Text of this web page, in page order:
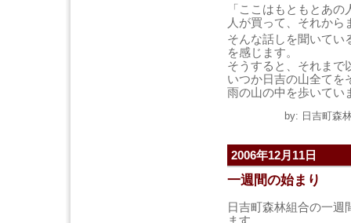
「ここはもともとあ
人が買って、それから
そんな話しを聞いてい
を感じます。
そうすると、それまで
いつか日吉の山全てを
雨の山の中を歩いてい
by: 日吉町森
2006年12月11日
一週間の始まり
日吉町森林組合の一週
ます。